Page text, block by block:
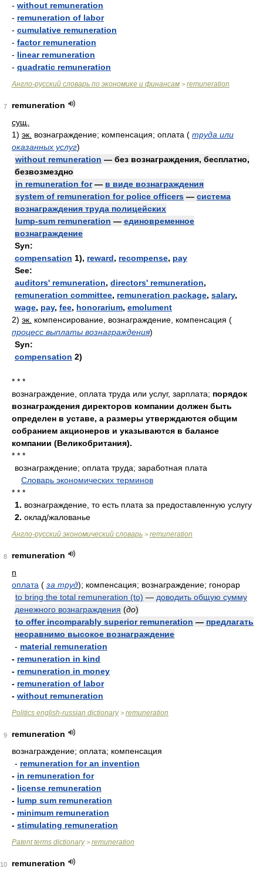
- without remuneration
- remuneration of labor
- cumulative remuneration
- factor remuneration
- linear remuneration
- quadratic remuneration
Англо-русский словарь по экономике и финансам > remuneration
7
remuneration
сущ.
1) эк. вознаграждение; компенсация; оплата ( труда или
оказанных услуг)
without remuneration — без вознаграждения, бесплатно,
безвозмездно
in remuneration for— в виде вознаграждения
system of remuneration for police officers — система
вознаграждения труда полицейских
lump-sum remuneration — единовременное
вознаграждение
Syn:
compensation 1), reward, recompense, pay
See:
auditors' remuneration, directors' remuneration,
remuneration committee, remuneration package, salary,
wage, pay, fee, honorarium, emolument
2) эк. компенсирование, вознаграждение, компенсация (
процесс выплаты вознаграждения)
Syn:
compensation 2)
* * *
вознаграждение, оплата труда или услуг, зарплата; порядок
вознаграждения директоров компании должен быть
определен в уставе, а размеры утверждаются общим
собранием акционеров и указываются в балансе
компании (Великобритания).
* * *
вознаграждение; оплата труда; заработная плата
Словарь экономических терминов
* * *
1. вознаграждение, то есть плата за предоставленную услугу
2. оклад/жалованье
Англо-русский экономический словарь > remuneration
8
remuneration
n
оплата ( за труд); компенсация; вознаграждение; гонорар
to bring the total remuneration (to) — доводить общую сумму
денежного вознаграждения (до)
to offer incomparably superior remuneration — предлагать
несравнимо высокое вознаграждение
- material remuneration
- remuneration in kind
- remuneration in money
- remuneration of labor
- without remuneration
Politics english-russian dictionary> remuneration
9
remuneration
вознаграждение; оплата; компенсация
- remuneration for an invention
- in remuneration for
- license remuneration
- lump sum remuneration
- minimum remuneration
- stimulating remuneration
Patent terms dictionary> remuneration
10
remuneration